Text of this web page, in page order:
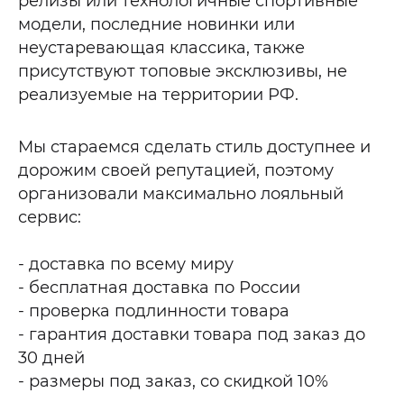
модели, последние новинки или
неустаревающая классика, также
присутствуют топовые эксклюзивы, не
реализуемые на территории РФ.
Мы стараемся сделать стиль доступнее и
дорожим своей репутацией, поэтому
организовали максимально лояльный
сервис:
- доставка по всему миру
- бесплатная доставка по России
- проверка подлинности товара
- гарантия доставки товара под заказ до
30 дней
- размеры под заказ, со скидкой 10%